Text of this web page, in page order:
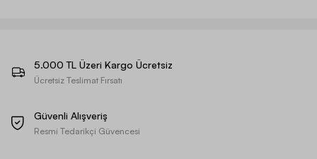
5.000 TL Üzeri Kargo Ücretsiz
Ücretsiz Teslimat Fırsatı
Güvenli Alışveriş
Resmi Tedarikçi Güvencesi